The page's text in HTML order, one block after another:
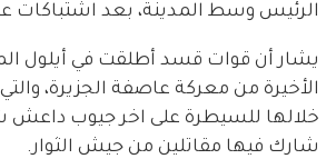
الرئيس وسط المدينة، بعد اشتباكات
يشار أن قوات قسد أطلقت في أيلول
الأخيرة من معركة عاصفة الجزيرة،
خلالها للسيطرة على اخر جيوب داعش
شارك فيها مقاتلين من جيش الثوار.